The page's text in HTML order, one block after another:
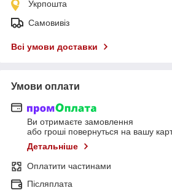
Укрпошта
Самовивіз
Всі умови доставки
Умови оплати
Ви отримаєте замовлення
або гроші повернуться на вашу
Детальніше
Оплатити частинами
Післяплата